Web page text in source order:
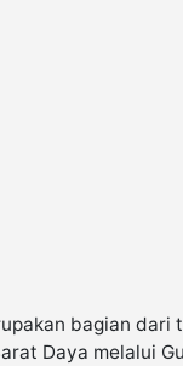
bagian dari
Daya melalui